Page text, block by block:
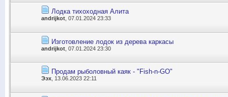
Лодка тихоходная Алита
andrijkot, 07.01.2024 23:33
Изготовление лодок из дерева каркасы
andrijkot , 07.01.2024 23:30
Продам рыболовный каяк - "Fish-n-GO"
Ээх , 13.06.2023 22:11